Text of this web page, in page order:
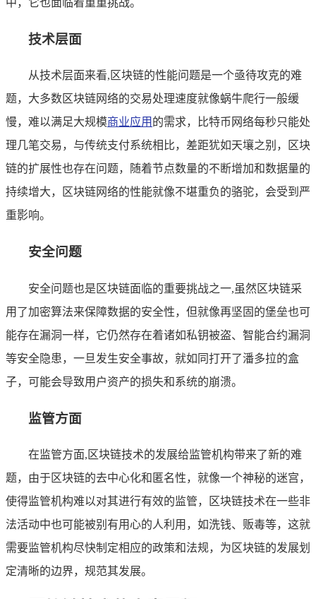
中，它也面临着重重挑战。
技术层面
从技术层面来看,区块链的性能问题是一个亟待攻克的难
题，大多数区块链网络的交易处理速度就像蜗牛爬行一般缓
慢，难以满足大规模商业应用 的需求，比特币网络每秒只能处
理几笔交易，与传统支付系统相比，差距犹如天壤之别，区块
链的扩展性也存在问题，随着节点数量的不断增加和数据量的
持续增大，区块链网络的性能就像不堪重负的骆驼，会受到严
重影响。
安全问题
安全问题也是区块链面临的重要挑战之一,虽然区块链采
用了加密算法来保障数据的安全性，但就像再坚固的堡垒也可
能存在漏洞一样，它仍然存在着诸如私钥被盗、智能合约漏洞
等安全隐患，一旦发生安全事故，就如同打开了潘多拉的盒
子，可能会导致用户资产的损失和系统的崩溃。
监管方面
在监管方面,区块链技术的发展给监管机构带来了新的难
题，由于区块链的去中心化和匿名性，就像一个神秘的迷宫，
使得监管机构难以对其进行有效的监管，区块链技术在一些非
法活动中也可能被别有用心的人利用，如洗钱、贩毒等，这就
需要监管机构尽快制定相应的政策和法规，为区块链的发展划
定清晰的边界，规范其发展。